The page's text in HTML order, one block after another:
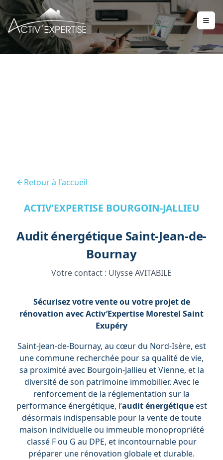
Retour à l'accueil
ACTIV'EXPERTISE BOURGOIN-JALLIEU
Audit énergétique Saint-Jean-de-
Bournay
Votre contact : Ulysse AVITABILE
Sécurisez votre vente ou votre projet de
rénovation avec Activ’Expertise Morestel Saint
Exupéry
Saint-Jean-de-Bournay, au cœur du Nord-Isère, est
une commune recherchée pour sa qualité de vie,
sa proximité avec Bourgoin-Jallieu et Vienne, et la
diversité de son patrimoine immobilier. Avec le
renforcement de la réglementation sur la
performance énergétique, l’audit énergétiqueest
désormais indispensable pour la vente de toute
maison individuelle ou immeuble monopropriété
classé F ou G au DPE, et incontournable pour
préparer une rénovation globale et durable.